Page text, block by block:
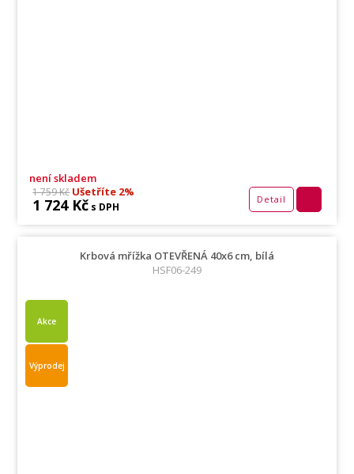
není skladem
1 759 KčUšetříte 2%
1 724 Kč s DPH
Detail
Krbová mřížka OTEVŘENÁ 40x6 cm, bílá
HSF06-249
Akce
Výprodej